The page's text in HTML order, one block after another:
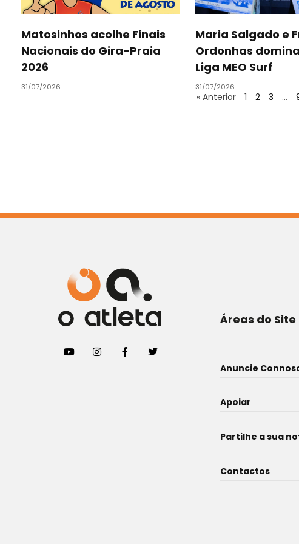
Matosinhos acolhe Finais
Nacionais do Gira-Praia
2026
31/07/2026
Maria Salgado e
Ordonhas
Liga MEO Surf
31/07/2026
« Anterior 1 2 3 …
Áreas do Site
Anuncie
Apoiar
Partilhe a sua
Contactos